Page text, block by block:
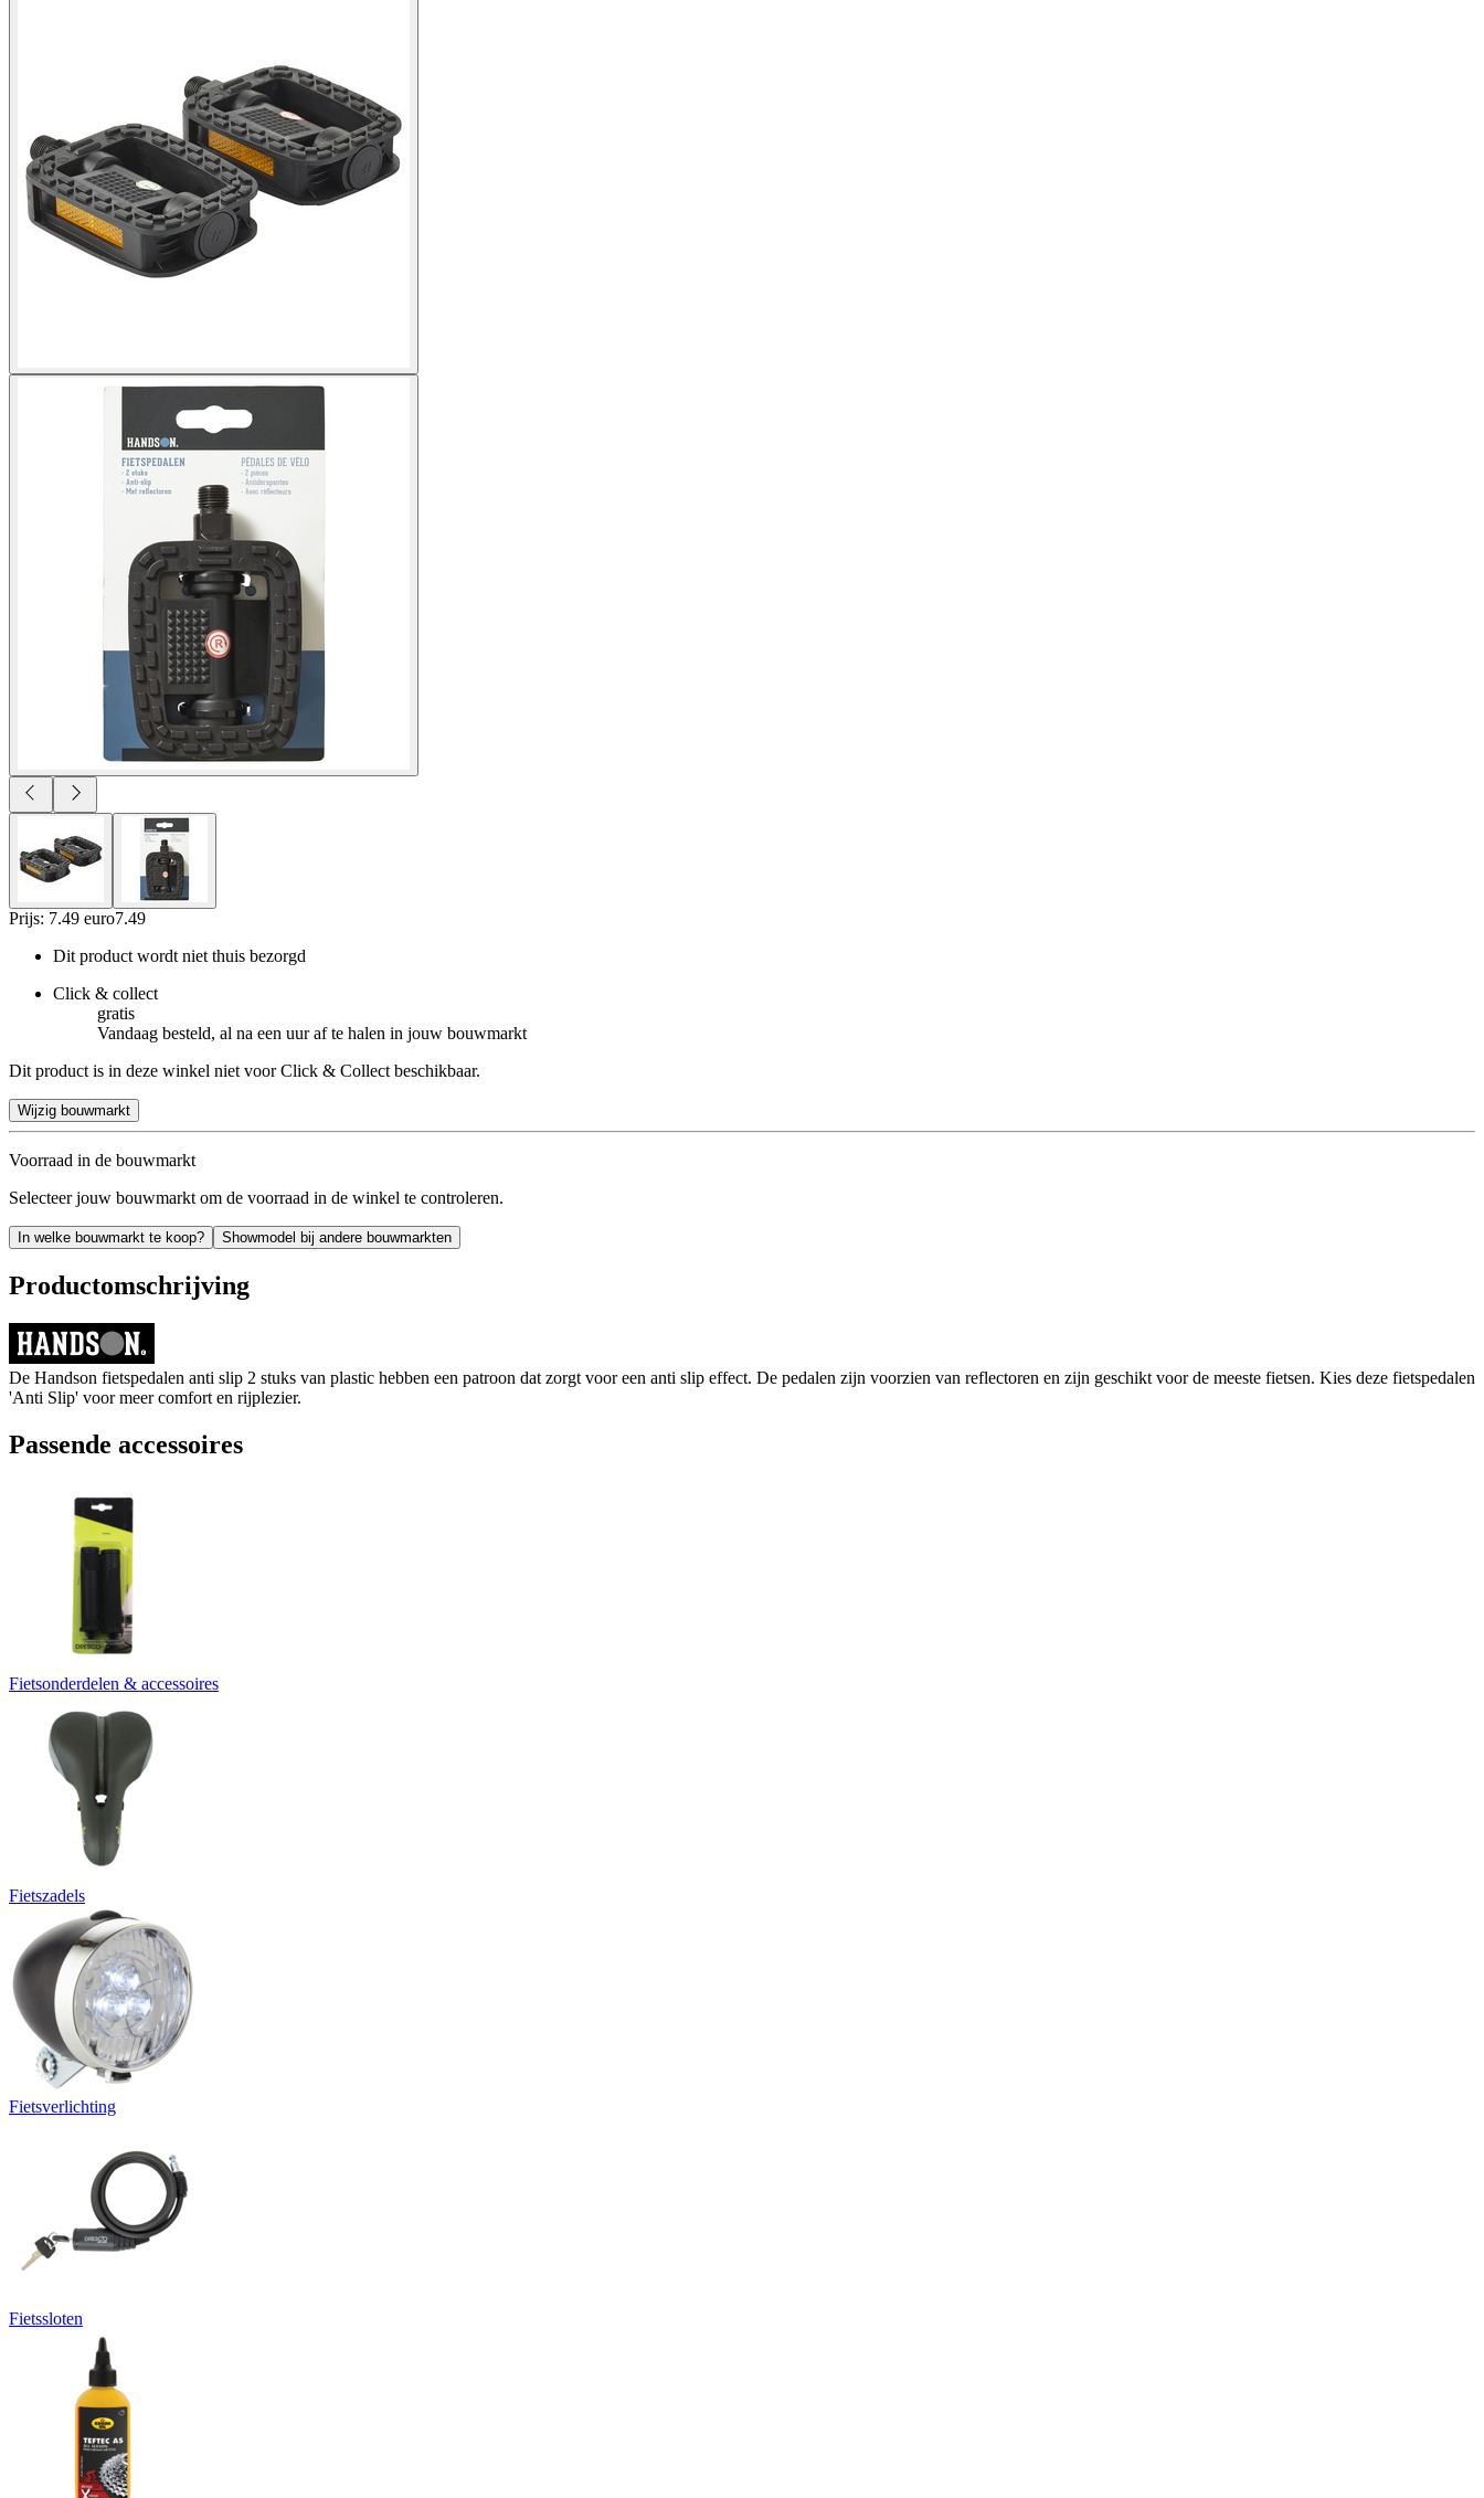
Prijs: 7.49 euro7.49
Dit product wordt niet thuis bezorgd
Click & collect
gratis
Vandaag besteld, al na een uur af te halen in jouw bouwmarkt
Dit product is in deze winkel niet voor Click & Collect beschikbaar.
Wijzig bouwmarkt
Voorraad in de bouwmarkt
Selecteer jouw bouwmarkt om de voorraad in de winkel te controleren.
In welke bouwmarkt te koop? Showmodel bij andere bouwmarkten
Productomschrijving
De Handson fietspedalen anti slip 2 stuks van plastic hebben een patroon dat zorgt voor een anti slip effect. De pedalen zijn voorzien van reflectoren en zijn geschikt voor de meeste fietsen. Kies deze fietspedalen
'Anti Slip' voor meer comfort en rijplezier.
Passende accessoires
Fietsonderdelen & accessoires
Fietszadels
Fietsverlichting
Fietssloten